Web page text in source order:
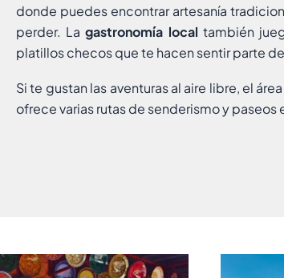
donde puedes encontrar artesanía
perder. Lagastronomía local también
platillos checos que te hacen sentir parte
Si te gustan las aventuras al aire libre, el
ofrece varias rutas de senderismo y paseos